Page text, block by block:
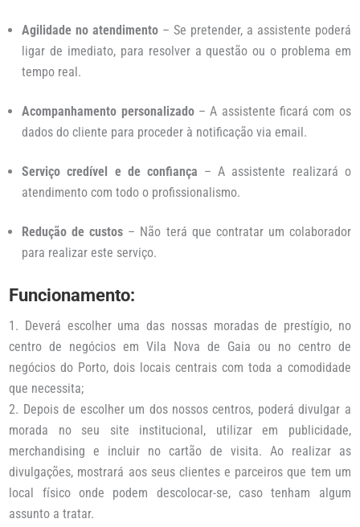
Agilidade no atendimento – Se pretender, a assistente poderá
ligar de imediato, para resolver a questão ou o problema em
tempo real.
Acompanhamento personalizado– A assistente ficará com os
dados do cliente para proceder à notificação via email.
Serviço credível e de confiança – A assistente realizará o
atendimento com todo o profissionalismo.
Redução de custos – Não terá que contratar um colaborador
para realizar este serviço.
Funcionamento:
Deverá escolher uma das nossas moradas de prestígio, no
centro de negócios em Vila Nova de Gaia ou no centro de
negócios do Porto, dois locais centrais com toda a comodidade
que necessita;
Depois de escolher um dos nossos centros, poderá divulgar a
morada no seu site institucional, utilizar em publicidade,
merchandising e incluir no cartão de visita. Ao realizar as
divulgações, mostrará aos seus clientes e parceiros que tem um
local físico onde podem descolocar-se, caso tenham algum
assunto a tratar.